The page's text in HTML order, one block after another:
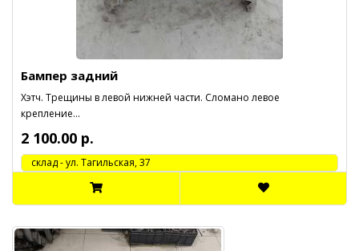
Бампер задний
Хэтч. Трещины в левой нижней части. Сломано левое
крепление...
2 100.00 р.
cклад - ул. Тагильская, 37